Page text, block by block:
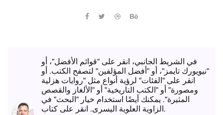
في الشريط الجانبي، انقر على "قوائم الأفضل"، أو
"نيويورك تايمز"، أو "أفضل المؤلفين" لتصفح الكتب. أو
انقر على "الفئات" لرؤية أنواع مثل "روايات هزلية
ومصورة" أو "الكتب التاريخية" أو "الألغاز والقصص
المثيرة". يمكنك أيضًا استخدام خيار "البحث" في
الزاوية العلوية اليسرى. انقر على كتاب.